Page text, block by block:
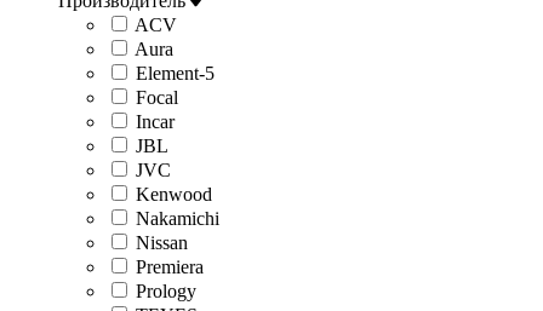
ACV
Aura
Element-5
Focal
Incar
JBL
JVC
Kenwood
Nakamichi
Nissan
Premiera
Prology